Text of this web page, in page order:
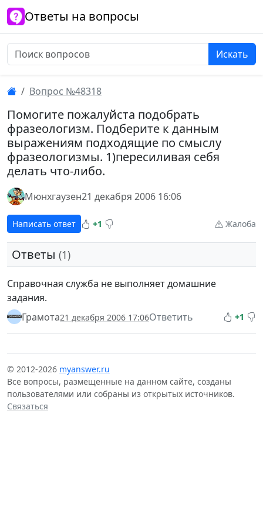
Ответы на вопросы
Искать
Вопрос №48318
Помогите пожалуйста подобрать
фразеологизм. Подберите к данным
выражениям подходящие по смыслу
фразеологизмы. 1)пересиливая себя
делать что-либо.
Мюнхгаузен21 декабря 2006 16:06
Написать ответ +1 Жалоба
Ответы (1)
Справочная служба не выполняет домашние
задания.
Грамота21 декабря 2006 17:06Ответить +1
© 2012-2026 myanswer.ru
Все вопросы, размещенные на данном сайте, созданы
пользователями или собраны из открытых источников.
Связаться